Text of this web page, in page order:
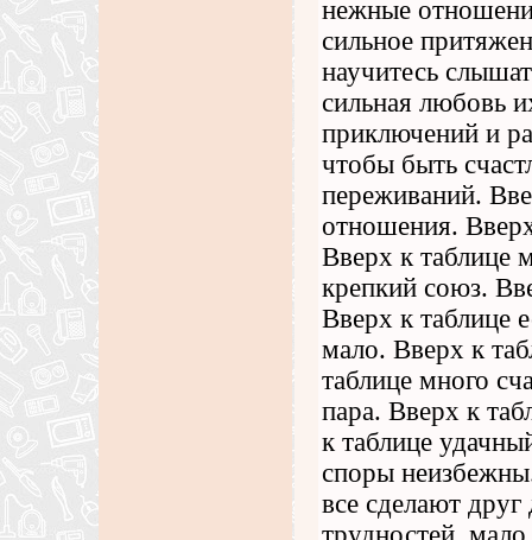
нежные
сильное
научитесь
сильная любовь
приключений и
чтобы быть
переживаний.
отношения.
Вверх к таблице
крепкий союз.
Вверх к таблице
мало. Вверх к
таблице много
пара. Вверх к
к таблице
споры
все сделают